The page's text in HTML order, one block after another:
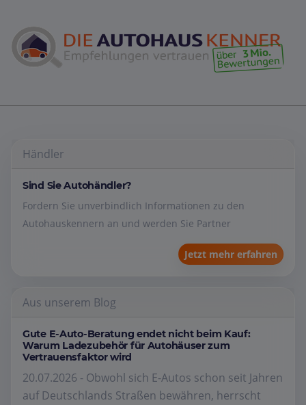
Händler
Sind Sie Autohändler?
Fordern Sie unverbindlich Informationen zu den
Autohauskennern an und werden Sie Partner
Jetzt mehr erfahren
Aus unserem Blog
Gute E-Auto-Beratung endet nicht beim Kauf:
Warum Ladezubehör für Autohäuser zum
Vertrauensfaktor wird
20.07.2026 - Obwohl sich E-Autos schon seit Jahren
auf Deutschlands Straßen bewähren, herrscht